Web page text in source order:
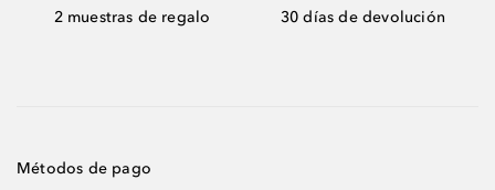
2 muestras de regalo 30 días de devolución
Métodos de pago